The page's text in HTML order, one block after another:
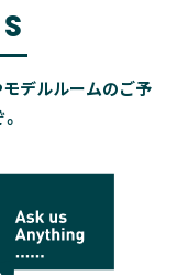
デルルームのご予